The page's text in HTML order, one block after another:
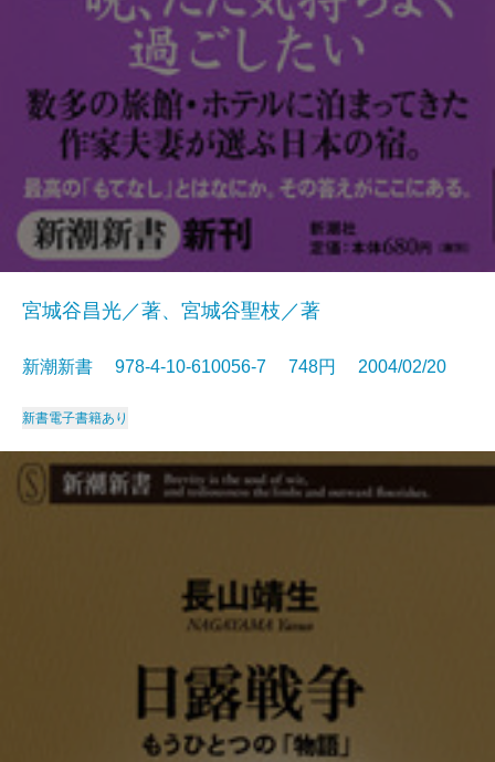
宮城谷昌光／著、宮城谷聖枝／著
新潮新書 978-4-10-610056-7 748円 2004/02/20
新書電子書籍あり